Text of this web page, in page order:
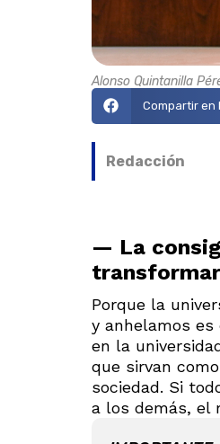
Alonso Quintanilla
Compartir en
Redacción
— La
Porque la
y anhelamos
en la
que sirvan
sociedad. Si
a los demás, el